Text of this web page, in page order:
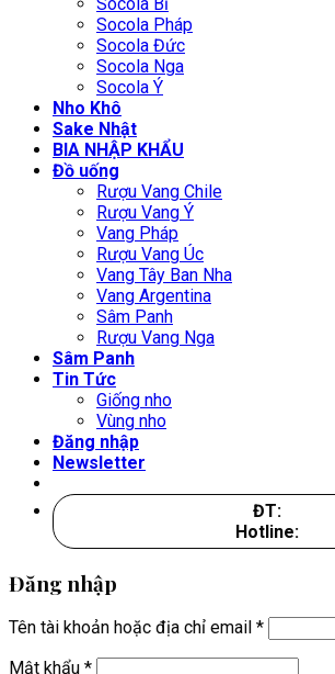
Socola Pháp
Socola Đức
Socola Nga
Socola Ý
Nho Khô
Sake Nhật
BIA NHẬP KHẨU
Đồ uống
Rượu Vang Chile
Rượu Vang Ý
Vang Pháp
Rượu Vang Úc
Vang Tây Ban Nha
Vang Argentina
Sâm Panh
Rượu Vang Nga
Sâm Panh
Tin Tức
Giống nho
Vùng nho
Đăng nhập
Newsletter
ĐT:
Hotline:
Đăng nhập
Tên tài khoản hoặc địa chỉ email *
Mật khẩu *